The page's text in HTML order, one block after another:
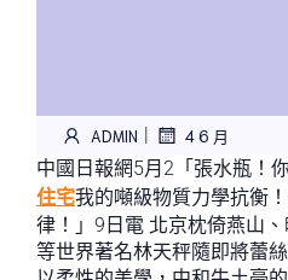
ADMIN | 4 6 月
中國日報網5月2「張水瓶！
住宅我的噸級物質力學抗衡
律！」9日電 北京枕倚燕山
等世界著名林天秤隨即將蕾